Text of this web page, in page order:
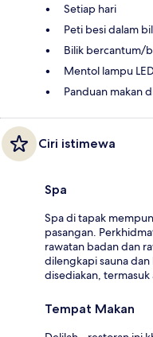
Setiap hari
Peti besi dalam
Bilik bercantum/
Mentol lampu
Panduan makan
Ciri istimewa
Spa
Spa di tapak
pasangan.
rawatan badan dan
dilengkapi sauna
disediakan,
Tempat Makan